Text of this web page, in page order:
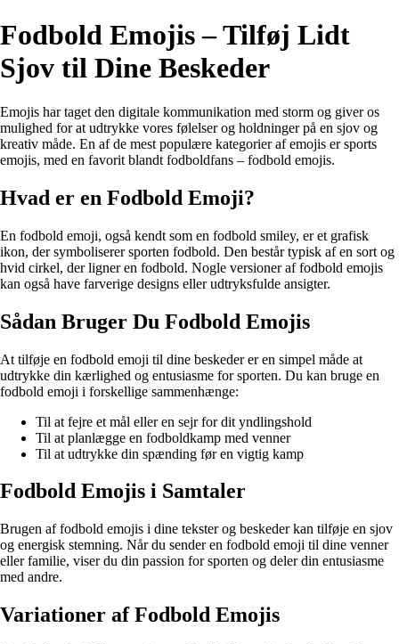
Fodbold Emojis – Tilføj Lidt
Sjov til Dine Beskeder
Emojis har taget den digitale kommunikation med storm og giver os
mulighed for at udtrykke vores følelser og holdninger på en sjov og
kreativ måde. En af de mest populære kategorier af emojis er sports
emojis, med en favorit blandt fodboldfans – fodbold emojis.
Hvad er en Fodbold Emoji?
En fodbold emoji, også kendt som en fodbold smiley, er et grafisk
ikon, der symboliserer sporten fodbold. Den består typisk af en sort og
hvid cirkel, der ligner en fodbold. Nogle versioner af fodbold emojis
kan også have farverige designs eller udtryksfulde ansigter.
Sådan Bruger Du Fodbold Emojis
At tilføje en fodbold emoji til dine beskeder er en simpel måde at
udtrykke din kærlighed og entusiasme for sporten. Du kan bruge en
fodbold emoji i forskellige sammenhænge:
Til at fejre et mål eller en sejr for dit yndlingshold
Til at planlægge en fodboldkamp med venner
Til at udtrykke din spænding før en vigtig kamp
Fodbold Emojis i Samtaler
Brugen af fodbold emojis i dine tekster og beskeder kan tilføje en sjov
og energisk stemning. Når du sender en fodbold emoji til dine venner
eller familie, viser du din passion for sporten og deler din entusiasme
med andre.
Variationer af Fodbold Emojis